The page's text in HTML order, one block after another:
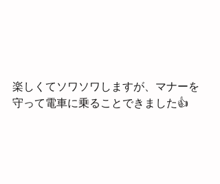
楽しくてソワソワしますが、マナーを
守って電車に乗ることできました👍